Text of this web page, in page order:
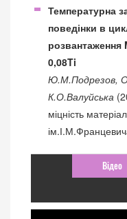
Температурна
поведінки в
0,08Ti
Ю.М.Подрезов,
К.О.Валуйська
міцність
Відео